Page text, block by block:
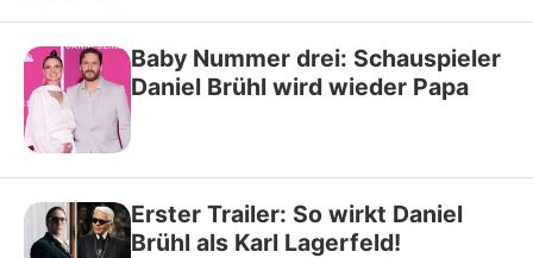
Baby Nummer drei: Schauspieler
Daniel Brühl wird wieder Papa
Erster Trailer: So wirkt Daniel
Brühl als Karl Lagerfeld!